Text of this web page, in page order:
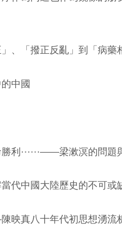
、「撥正反亂」到「病藥
中國
利 ⋯⋯——梁漱溟的問題
代中國大陸歷史的不可或
陳映真八十年代初思想湧流